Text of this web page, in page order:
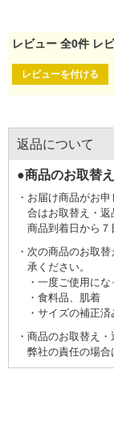
レビュー 全0件 レ
レビューを付ける
返品について
●商品のお取替
お届け商品がお
合はお取替え・返
商品到着日から７
次の商品のお取
承ください。
一度ご使用にな
食料品、肌着
サイズの補正済
商品のお取替え
弊社の責任の場合